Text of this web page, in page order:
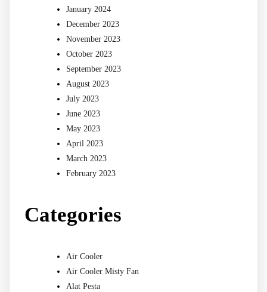
January 2024
December 2023
November 2023
October 2023
September 2023
August 2023
July 2023
June 2023
May 2023
April 2023
March 2023
February 2023
Categories
Air Cooler
Air Cooler Misty Fan
Alat Pesta